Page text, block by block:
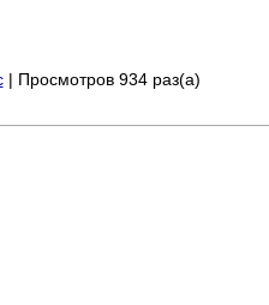
| Просмотров 934 раз(а)